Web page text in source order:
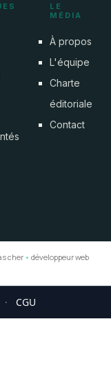
LE
MÉDIA
À propos
L'équipe
Charte
éditoriale
Contact
cher • développeur web
· CGU